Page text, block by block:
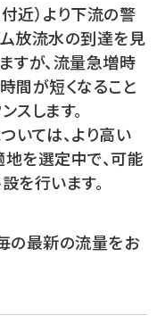
近）より下流の警
放流水の到達を見
すが、流量急増時
間が短くなること
スします。
いては、より高い
を選定中で、可能
を行います。
の最新の流量をお